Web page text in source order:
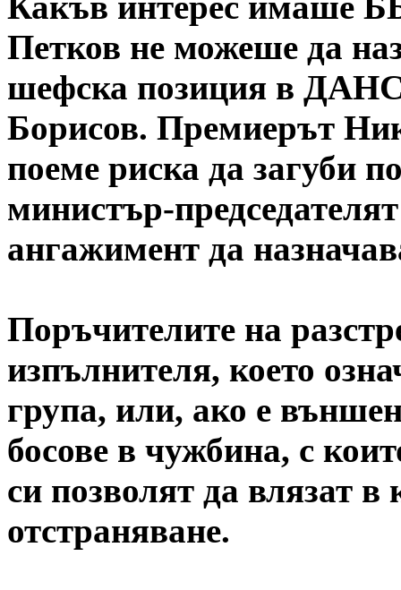
Петков не можеше да
шефска позиция в ДАНС
Борисов. Премиерът
поеме риска да загуби
министър-
ангажимент да
Поръчителите на
изпълнителя, което
група, или, ако е
босове в чужбина, с
си позволят да влязат в
отстраняване.